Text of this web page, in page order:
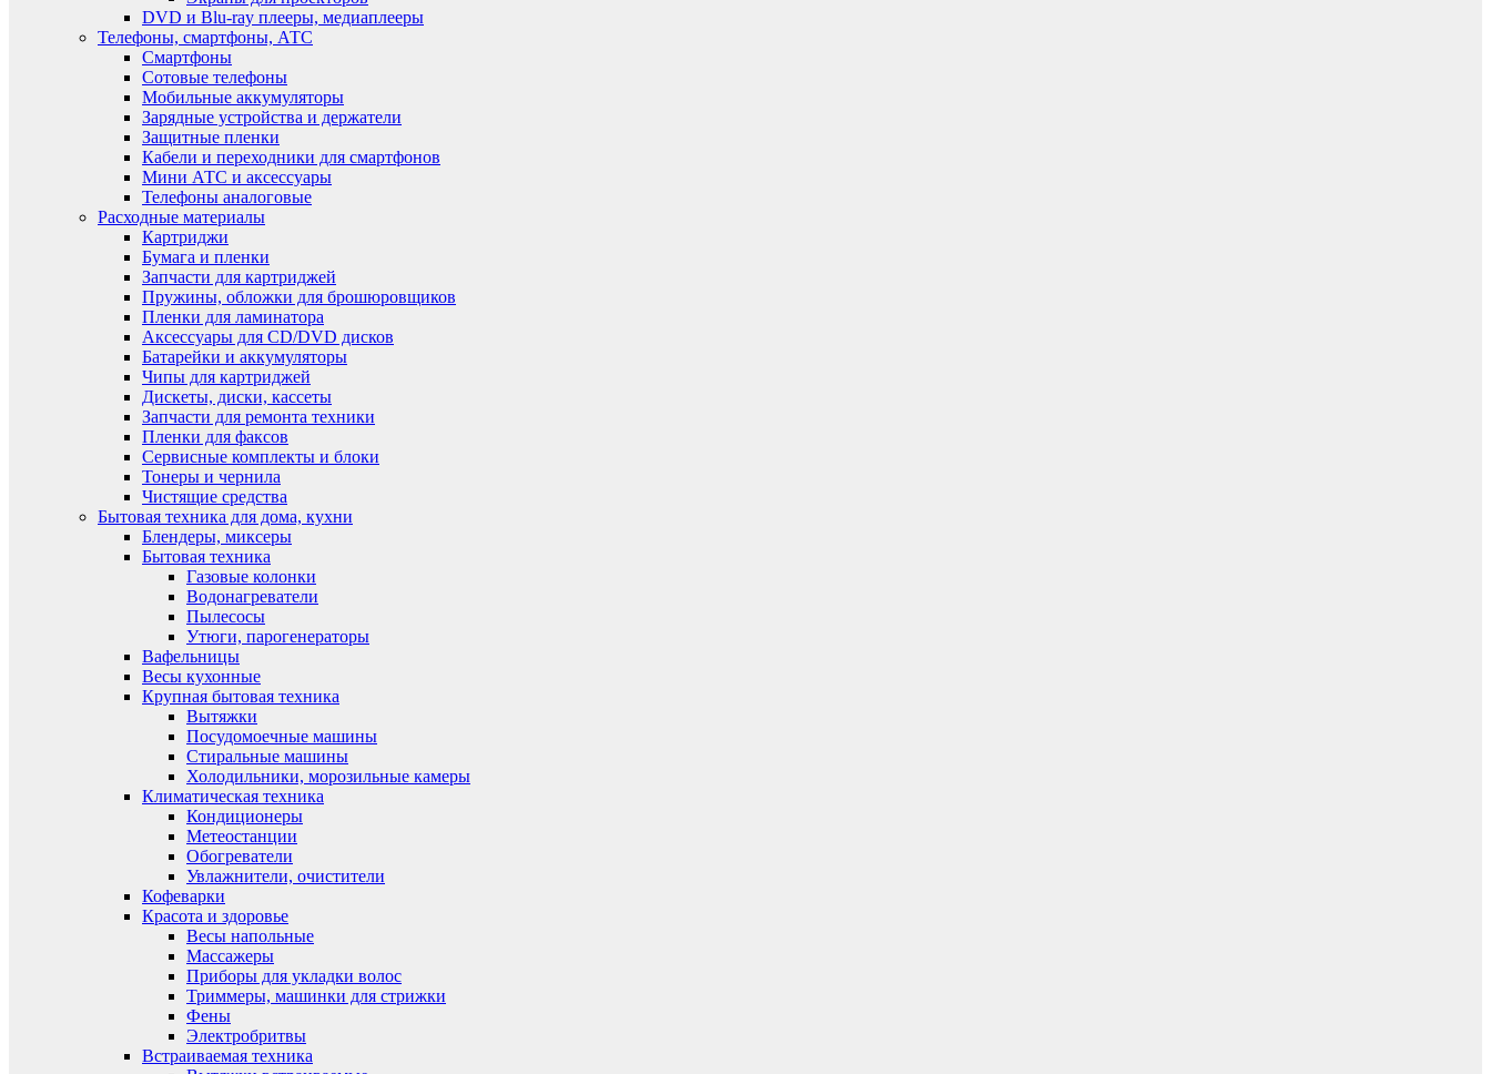
DVD и Blu-ray плееры, медиаплееры
Телефоны, смартфоны, АТС
Смартфоны
Сотовые телефоны
Мобильные аккумуляторы
Зарядные устройства и держатели
Защитные пленки
Кабели и переходники для смартфонов
Мини АТС и аксессуары
Телефоны аналоговые
Расходные материалы
Картриджи
Бумага и пленки
Запчасти для картриджей
Пружины, обложки для брошюровщиков
Пленки для ламинатора
Аксессуары для CD/DVD дисков
Батарейки и аккумуляторы
Чипы для картриджей
Дискеты, диски, кассеты
Запчасти для ремонта техники
Пленки для факсов
Сервисные комплекты и блоки
Тонеры и чернила
Чистящие средства
Бытовая техника для дома, кухни
Блендеры, миксеры
Бытовая техника
Газовые колонки
Водонагреватели
Пылесосы
Утюги, парогенераторы
Вафельницы
Весы кухонные
Крупная бытовая техника
Вытяжки
Посудомоечные машины
Стиральные машины
Холодильники, морозильные камеры
Климатическая техника
Кондиционеры
Метеостанции
Обогреватели
Увлажнители, очистители
Кофеварки
Красота и здоровье
Весы напольные
Массажеры
Приборы для укладки волос
Триммеры, машинки для стрижки
Фены
Электробритвы
Встраиваемая техника